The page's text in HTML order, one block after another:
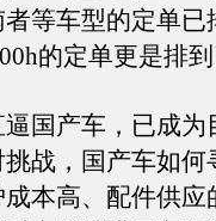
等车型的定单已
的定单更是排
产车，已成为
战，国产车如何
本高、配件供应